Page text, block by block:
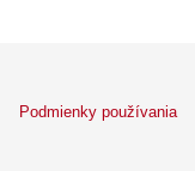
Podmienky používania